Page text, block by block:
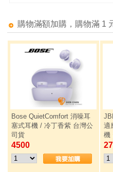
購物滿額加購，購物滿 1
Bose QuietComfort 消噪耳
塞式耳機 / 冷丁香紫 台灣公
司貨
4500
適
機